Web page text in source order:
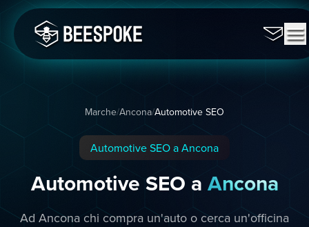
Marche/Ancona/Automotive SEO
Automotive SEO a Ancona
Automotive SEO a Ancona
Ad Ancona chi compra un'auto o cerca un'officina